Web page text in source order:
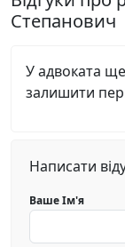
Степанович
У адвоката
залишити
Написати
Ваше Ім'я